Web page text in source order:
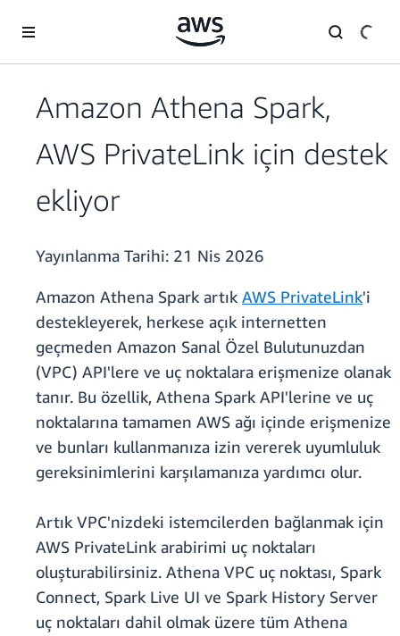
Amazon Athena Spark,
AWS PrivateLink için destek
ekliyor
Yayınlanma Tarihi: 21 Nis 2026
Amazon Athena Spark artık AWS PrivateLink'i
destekleyerek, herkese açık internetten
geçmeden Amazon Sanal Özel Bulutunuzdan
(VPC) API'lere ve uç noktalara erişmenize olanak
tanır. Bu özellik, Athena Spark API'lerine ve uç
noktalarına tamamen AWS ağı içinde erişmenize
ve bunları kullanmanıza izin vererek uyumluluk
gereksinimlerini karşılamanıza yardımcı olur.
Artık VPC'nizdeki istemcilerden bağlanmak için
AWS PrivateLink arabirimi uç noktaları
oluşturabilirsiniz. Athena VPC uç noktası, Spark
Connect, Spark Live UI ve Spark History Server
uç noktaları dahil olmak üzere tüm Athena